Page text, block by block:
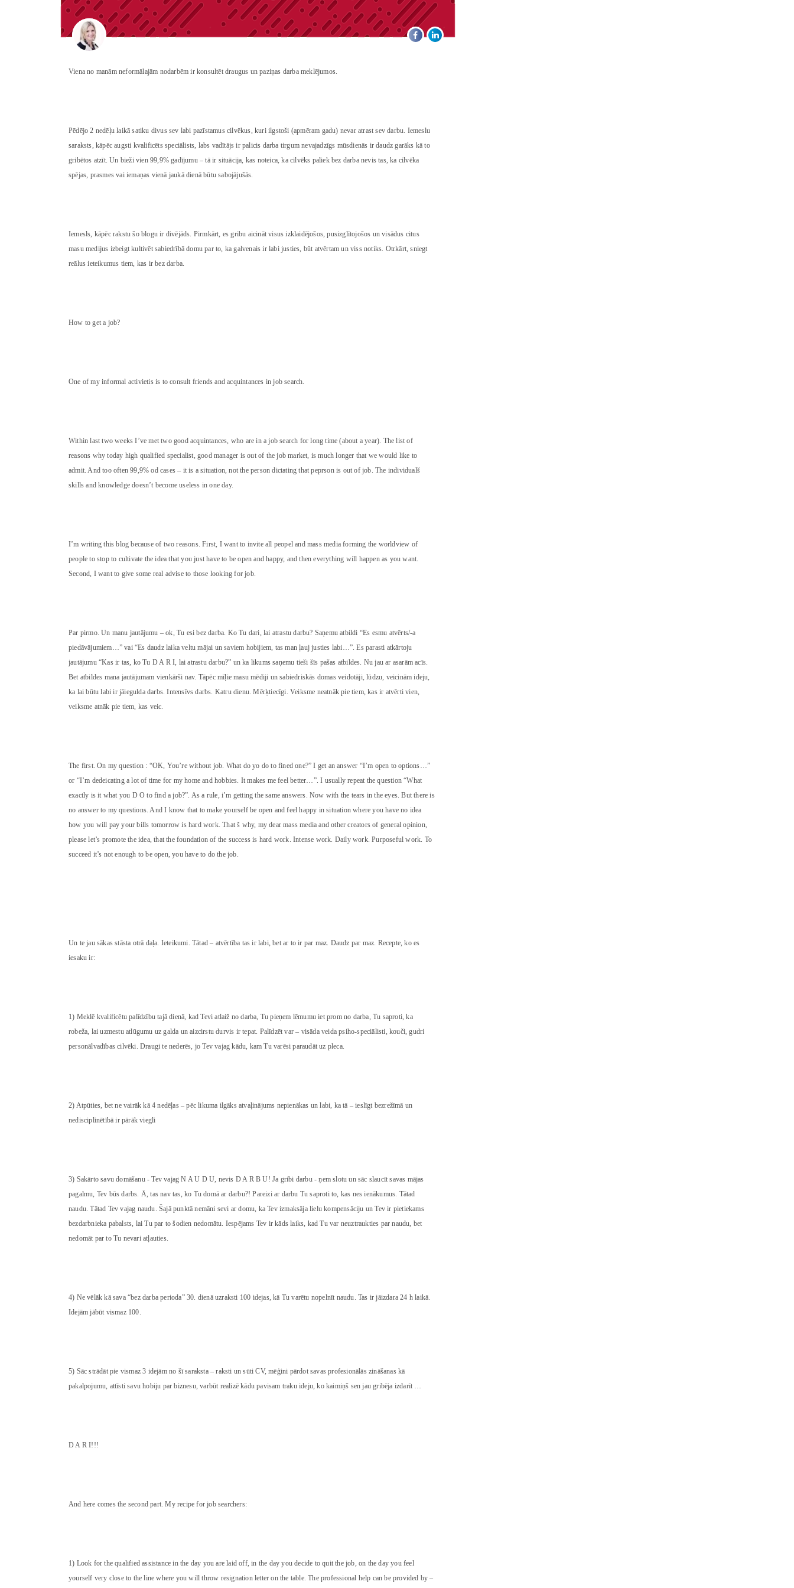
Viena no manām neformālajām nodarbēm ir konsultēt draugus un paziņas darba meklējumos.
Pēdējo 2 nedēļu laikā satiku divus sev labi pazīstamus cilvēkus, kuri ilgstoši (apmēram gadu) nevar atrast sev darbu. Iemeslu
saraksts, kāpēc augsti kvalificēts speciālists, labs vadītājs ir palicis darba tirgum nevajadzīgs mūsdienās ir daudz garāks kā to
gribētos atzīt. Un bieži vien 99,9% gadījumu – tā ir situācija, kas noteica, ka cilvēks paliek bez darba nevis tas, ka cilvēka
spējas, prasmes vai iemaņas vienā jaukā dienā būtu sabojājušās.
Iemesls, kāpēc rakstu šo blogu ir divējāds. Pirmkārt, es gribu aicināt visus izklaidējošos, pusizglītojošos un visādus citus
masu medijus izbeigt kultivēt sabiedrībā domu par to, ka galvenais ir labi justies, būt atvērtam un viss notiks. Otrkārt, sniegt
reālus ieteikumus tiem, kas ir bez darba.
How to get a job?
One of my informal activietis is to consult friends and acquintances in job search.
Within last two weeks I’ve met two good acquintances, who are in a job search for long time (about a year). The list of
reasons why today high qualified specialist, good manager is out of the job market, is much longer that we would like to
admit. And too often 99,9% od cases – it is a situation, not the person dictating that peprson is out of job. The individualš
skills and knowledge doesn’t become useless in one day.
I’m writing this blog because of two reasons. First, I want to invite all peopel and mass media forming the worldview of
people to stop to cultivate the idea that you just have to be open and happy, and then everything will happen as you want.
Second, I want to give some real advise to those looking for job.
Par pirmo. Un manu jautājumu – ok, Tu esi bez darba. Ko Tu dari, lai atrastu darbu? Saņemu atbildi “Es esmu atvērts/-a
piedāvājumiem…” vai “Es daudz laika veltu mājai un saviem hobijiem, tas man ļauj justies labi…”. Es parasti atkārtoju
jautājumu “Kas ir tas, ko Tu D A R I, lai atrastu darbu?” un ka likums saņemu tieši šīs pašas atbildes. Nu jau ar asarām acīs.
Bet atbildes mana jautājumam vienkārši nav. Tāpēc mīļie masu mēdiji un sabiedriskās domas veidotāji, lūdzu, veicinām ideju,
ka lai būtu labi ir jāiegulda darbs. Intensīvs darbs. Katru dienu. Mērķtiecīgi. Veiksme neatnāk pie tiem, kas ir atvērti vien,
veiksme atnāk pie tiem, kas veic.
The first. On my question : “OK, You’re without job. What do yo do to fined one?” I get an answer “I’m open to options…”
or “I’m dedeicating a lot of time for my home and hobbies. It makes me feel better…”. I usually repeat the question “What
exactly is it what you D O to find a job?”. As a rule, i’m getting the same answers. Now with the tears in the eyes. But there is
no answer to my questions. And I know that to make yourself be open and feel happy in situation where you have no idea
how you will pay your bills tomorrow is hard work. That š why, my dear mass media and other creators of general opinion,
please let’s promote the idea, that the foundation of the success is hard work. Intense work. Daily work. Purposeful work. To
succeed it’s not enough to be open, you have to do the job.
Un te jau sākas stāsta otrā daļa. Ieteikumi. Tātad – atvērtība tas ir labi, bet ar to ir par maz. Daudz par maz. Recepte, ko es
iesaku ir:
1) Meklē kvalificētu palīdzību tajā dienā, kad Tevi atlaiž no darba, Tu pieņem lēmumu iet prom no darba, Tu saproti, ka
robeža, lai uzmestu atlūgumu uz galda un aizcirstu durvis ir tepat. Palīdzēt var – visāda veida psiho-speciālisti, kouči, gudri
personālvadības cilvēki. Draugi te nederēs, jo Tev vajag kādu, kam Tu varēsi paraudāt uz pleca.
2) Atpūties, bet ne vairāk kā 4 nedēļas – pēc likuma ilgāks atvaļinājums nepienākas un labi, ka tā – ieslīgt bezrežīmā un
nedisciplinētībā ir pārāk viegli
3) Sakārto savu domāšanu - Tev vajag N A U D U, nevis D A R B U! Ja gribi darbu - ņem slotu un sāc slaucīt savas mājas
pagalmu, Tev būs darbs. Ā, tas nav tas, ko Tu domā ar darbu?! Pareizi ar darbu Tu saproti to, kas nes ienākumus. Tātad
naudu. Tātad Tev vajag naudu. Šajā punktā nemāni sevi ar domu, ka Tev izmaksāja lielu kompensāciju un Tev ir pietiekams
bezdarbnieka pabalsts, lai Tu par to šodien nedomātu. Iespējams Tev ir kāds laiks, kad Tu var neuztraukties par naudu, bet
nedomāt par to Tu nevari atļauties.
4) Ne vēlāk kā sava “bez darba perioda” 30. dienā uzraksti 100 idejas, kā Tu varētu nopelnīt naudu. Tas ir jāizdara 24 h laikā.
Idejām jābūt vismaz 100.
5) Sāc strādāt pie vismaz 3 idejām no šī saraksta – raksti un sūti CV, mēģini pārdot savas profesionālās zināšanas kā
pakalpojumu, attīsti savu hobiju par biznesu, varbūt realizē kādu pavisam traku ideju, ko kaimiņš sen jau gribēja izdarīt …
D A R I!!!
And here comes the second part. My recipe for job searchers:
1) Look for the qualified assistance in the day you are laid off, in the day you decide to quit the job, on the day you feel
yourself very close to the line where you will throw resignation letter on the table. The professional help can be provided by –